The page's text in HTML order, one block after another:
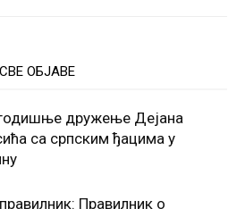
СВЕ ОБЈАВЕ
дружење Дејана
са српским ђацима у
Правилник о